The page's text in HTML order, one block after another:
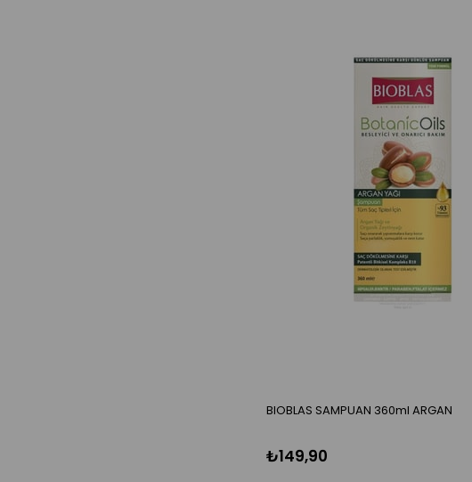
BIOBLAS SAMPUAN 360ml ARGAN
₺149,90